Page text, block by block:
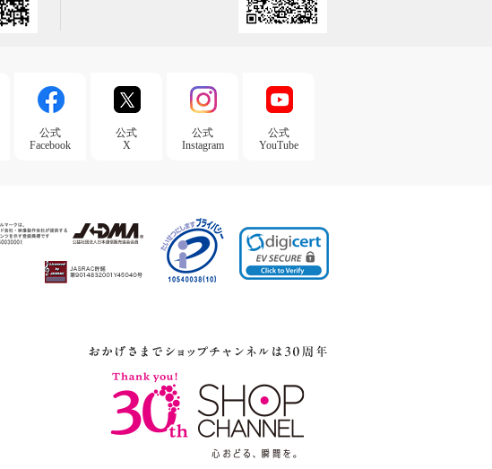
公式
Facebook
公式
X
公式
Instagram
公式
YouTube